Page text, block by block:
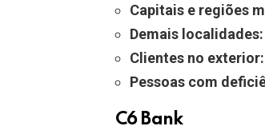
Capitais e regiões
Demais localidades:
Clientes no exterior:
Pessoas com
C6 Bank